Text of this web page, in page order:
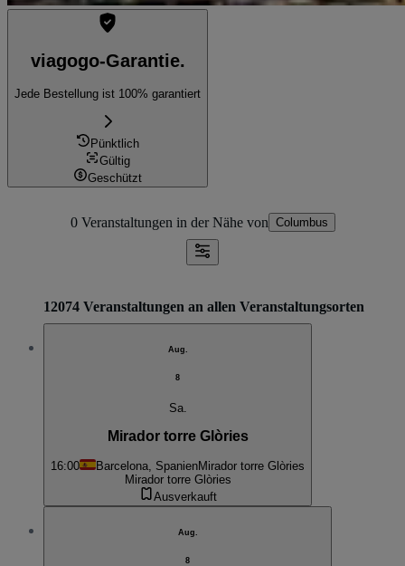
viagogo-Garantie.
Jede Bestellung ist 100% garantiert
Pünktlich
Gültig
Geschützt
0 Veranstaltungen in der Nähe von Columbus
12074 Veranstaltungen an allen Veranstaltungsorten
Aug.
8
Sa.
Mirador torre Glòries
16:00 Barcelona, SpanienMirador torre Glòries
Mirador torre Glòries
Ausverkauft
Aug.
8